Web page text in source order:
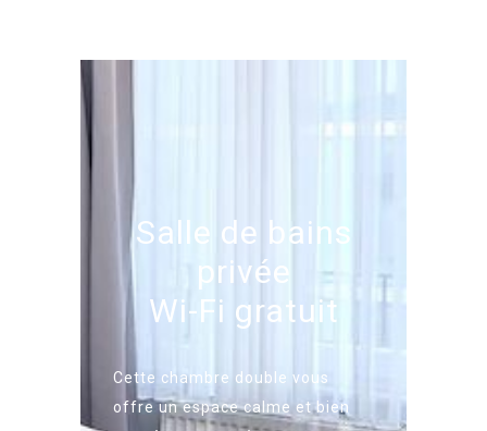
Salle de bains
privée
Wi-Fi gratuit
Cette chambre double vous
offre un espace calme et bien